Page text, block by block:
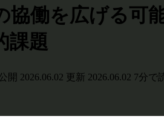
協働を広げる可
課題
開 2026.06.02 更新 2026.06.02 7分で